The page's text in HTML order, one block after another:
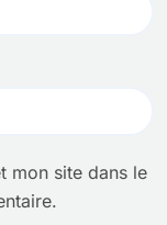
mon site dans le